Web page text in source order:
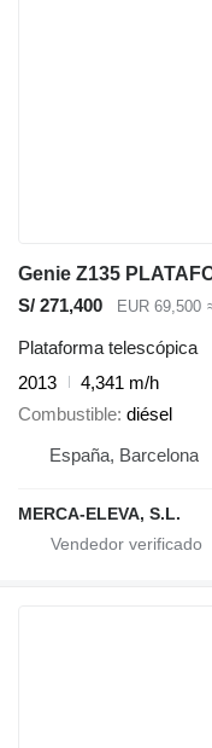
S/ 271,400 EUR 69,500
Plataforma telescópica
2013
4,341 m/h
Combustible diésel
España, Barcelona
MERCA-ELEVA, S.L.